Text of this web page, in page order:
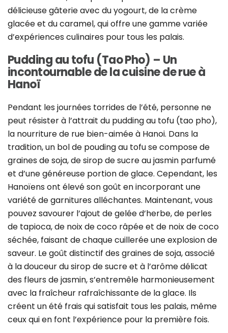
délicieuse gâterie avec du yogourt, de la crème
glacée et du caramel, qui offre une gamme variée
d’expériences culinaires pour tous les palais.
Pudding au tofu (Tao Pho) – Un
incontournable de la cuisine de rue à
Hanoï
Pendant les journées torrides de l’été, personne ne
peut résister à l’attrait du pudding au tofu (tao pho),
la nourriture de rue bien-aimée à Hanoi. Dans la
tradition, un bol de pouding au tofu se compose de
graines de soja, de sirop de sucre au jasmin parfumé
et d’une généreuse portion de glace. Cependant, les
Hanoïens ont élevé son goût en incorporant une
variété de garnitures alléchantes. Maintenant, vous
pouvez savourer l’ajout de gelée d’herbe, de perles
de tapioca, de noix de coco râpée et de noix de coco
séchée, faisant de chaque cuillerée une explosion de
saveur. Le goût distinctif des graines de soja, associé
à la douceur du sirop de sucre et à l’arôme délicat
des fleurs de jasmin, s’entremêle harmonieusement
avec la fraîcheur rafraîchissante de la glace. Ils
créent un été frais qui satisfait tous les palais, même
ceux qui en font l’expérience pour la première fois.